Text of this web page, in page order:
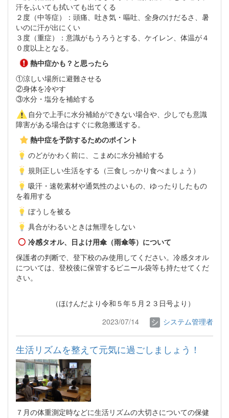
汗をふいても拭いても出てくる
２度（中等症）：頭痛、吐き気・嘔吐、全身のけだるさ、暑
いのに汗が出にくい
３度（重症）：意識がもうろうとする、ケイレン、体温が４
０度以上となる。
熱中症かも？と思ったら
①涼しい場所に避難させる
②身体を冷やす
③水分・塩分を補給する
自分で上手に水分補給ができない場合や、少しでも意識
障害がある場合はすぐに救急搬送する。
熱中症を予防するためのポイント
のどがかわく前に、こまめに水分補給する
規則正しい生活をする（三食しっかり食べましょう）
吸汗・速乾素材や通気性のよいもの、ゆったりしたもの
を着用する
ぼうしを被る
具合がわるいときは無理をしない
冷感タオル、日よけ用傘（雨傘等）について
保護者の判断で、登下校のみ使用してください。冷感タオル
については、登校後に保管するビニール袋等も持たせてくだ
さい。
（ほけんだより令和５年５月２３日号より）
2023/07/14
システム管理者
生活リズムを整えて元気に過ごしましょう！
７月の体重測定時などに生活リズムの大切さについての保健